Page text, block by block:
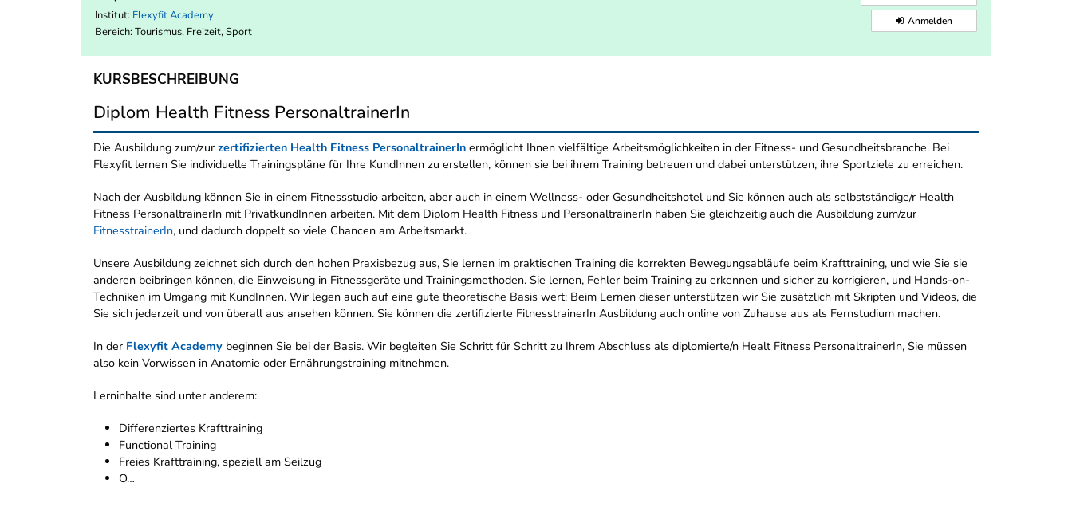
Institut: Flexyfit Academy
Bereich: Tourismus, Freizeit, Sport
Anmelden
KURSBESCHREIBUNG
Diplom Health Fitness PersonaltrainerIn
Die Ausbildung zum/zur zertifizierten Health Fitness PersonaltrainerIn ermöglicht Ihnen vielfältige Arbeitsmöglichkeiten in der Fitness- und Gesundheitsbranche. Bei
Flexyfit lernen Sie individuelle Trainingspläne für Ihre KundInnen zu erstellen, können sie bei ihrem Training betreuen und dabei unterstützen, ihre Sportziele zu erreichen.
Nach der Ausbildung können Sie in einem Fitnessstudio arbeiten, aber auch in einem Wellness- oder Gesundheitshotel und Sie können auch als selbstständige/r Health
Fitness PersonaltrainerIn mit PrivatkundInnen arbeiten. Mit dem Diplom Health Fitness und PersonaltrainerIn haben Sie gleichzeitig auch die Ausbildung zum/zur
FitnesstrainerIn, und dadurch doppelt so viele Chancen am Arbeitsmarkt.
Unsere Ausbildung zeichnet sich durch den hohen Praxisbezug aus, Sie lernen im praktischen Training die korrekten Bewegungsabläufe beim Krafttraining, und wie Sie sie
anderen beibringen können, die Einweisung in Fitnessgeräte und Trainingsmethoden. Sie lernen, Fehler beim Training zu erkennen und sicher zu korrigieren, und Hands-on-
Techniken im Umgang mit KundInnen. Wir legen auch auf eine gute theoretische Basis wert: Beim Lernen dieser unterstützen wir Sie zusätzlich mit Skripten und Videos, die
Sie sich jederzeit und von überall aus ansehen können. Sie können die zertifizierte FitnesstrainerIn Ausbildung auch online von Zuhause aus als Fernstudium machen.
In der Flexyfit Academy beginnen Sie bei der Basis. Wir begleiten Sie Schritt für Schritt zu Ihrem Abschluss als diplomierte/n Healt Fitness PersonaltrainerIn, Sie müssen
also kein Vorwissen in Anatomie oder Ernährungstraining mitnehmen.
Lerninhalte sind unter anderem:
Differenziertes Krafttraining
Functional Training
Freies Krafttraining, speziell am Seilzug
O…